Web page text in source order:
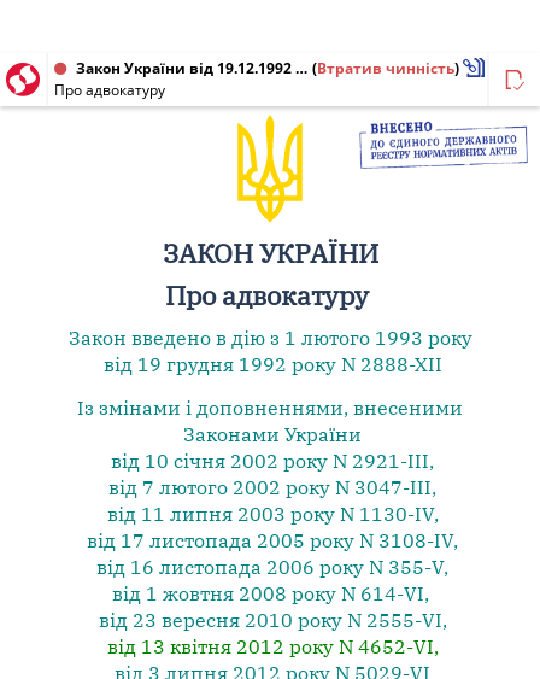
Закон України від 19.12.1992 № 2887-XII (Втратив чинність)
Про адвокатуру